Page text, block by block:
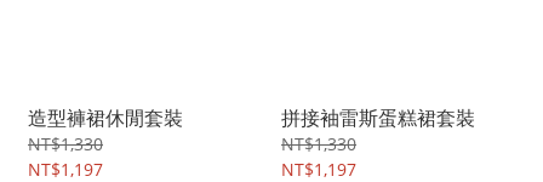
造型褲裙休閒套裝
NT$1,330
NT$1,197
拼接袖雷斯蛋糕裙套裝
NT$1,330
NT$1,197